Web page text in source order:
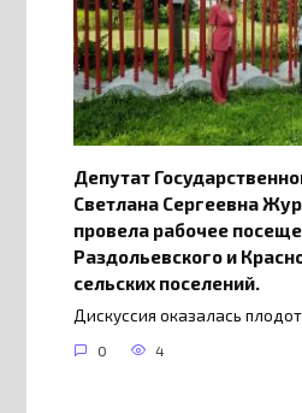
Депутат
Светлана Сергеевна
провела рабочее
Раздольевского и
сельских поселений.
Дискуссия оказалась
0 4